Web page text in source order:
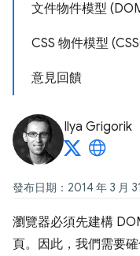
文件物件模型
CSS 物件模型
意見回饋
Ilya Grigorik
發布日期：2014 年 3 月
瀏覽器必須先建構
頁。因此，我們需要